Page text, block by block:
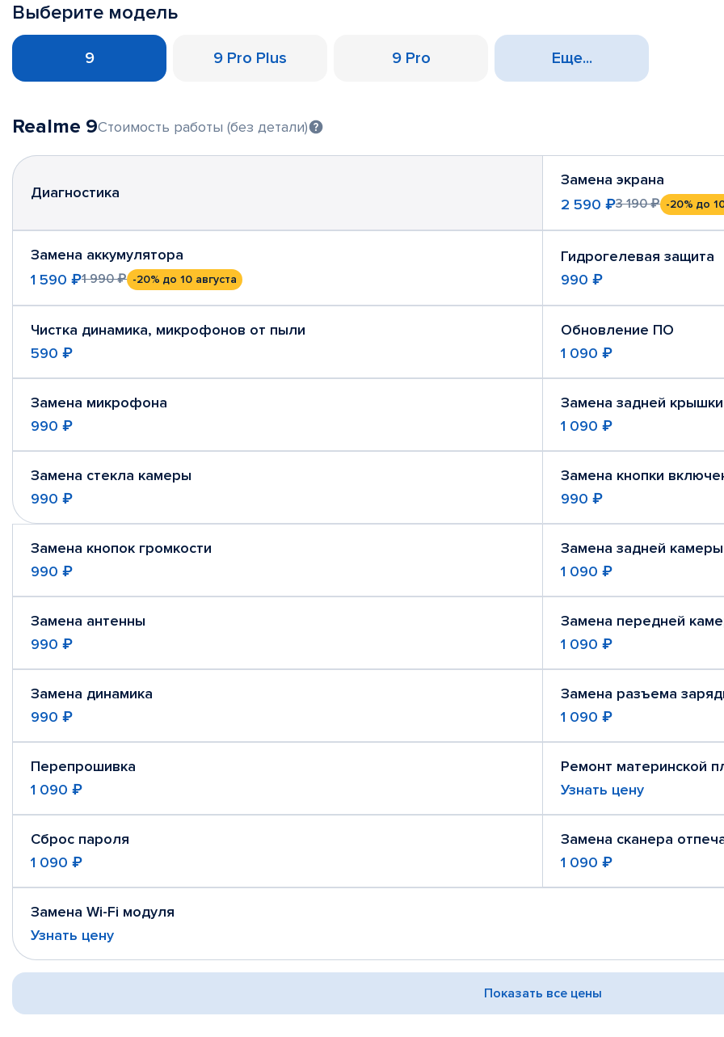
Выберите модель
9 9 Pro Plus 9 Pro Еще...
Realme 9Стоимость работы (без детали)
Диагностика
Замена экрана
2 590 ₽3 190 ₽ -20% до
Замена аккумулятора
1 590 ₽1 990 ₽ -20% до 10 августа
Гидрогелевая защита
990 ₽
Чистка динамика, микрофонов от пыли
590 ₽
Обновление ПО
1 090 ₽
Замена микрофона
990 ₽
Замена задней крышки
1 090 ₽
Замена стекла камеры
990 ₽
Замена кнопки
990 ₽
Замена кнопок громкости
990 ₽
Замена задней камеры
1 090 ₽
Замена антенны
990 ₽
Замена передней
1 090 ₽
Замена динамика
990 ₽
Замена разъема
1 090 ₽
Перепрошивка
1 090 ₽
Ремонт материнской
Узнать цену
Сброс пароля
1 090 ₽
Замена сканера
1 090 ₽
Замена Wi-Fi модуля
Узнать цену
Показать все цены